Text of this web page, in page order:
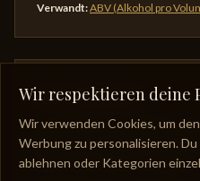
Verwandt:ABV (Alkohol pro
Rye Whiskey
Amerikanischer Whiskey mit
Bill. Würziger und trockener
„Rye" mit lockereren Regeln.
Wir respektieren deine
Wir verwenden Cookies, um
Werbung zu personalisieren.
ablehnen oder Kategorien